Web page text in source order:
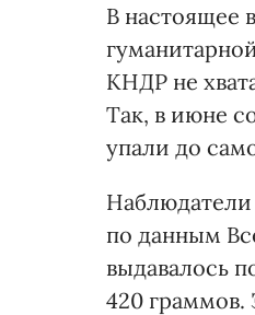
В настоящее
КНДР не
Так, в июне
упали до
Наблюдатели
по данным
выдавалось
420